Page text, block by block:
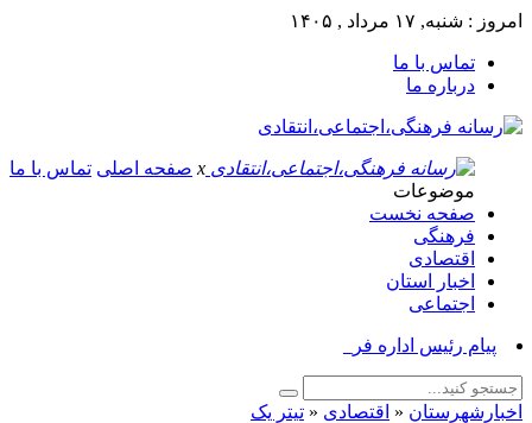
امروز : شنبه, ۱۷ مرداد , ۱۴۰۵
تماس با ما
درباره ما
x صفحه اصلی تماس با ما
موضوعات
صفحه نخست
فرهنگی
اقتصادی
اخبار استان
اجتماعی
پیام رئیس اداره فرهنگ و _
اخبارشهرستان « اقتصادی « تیتر یک